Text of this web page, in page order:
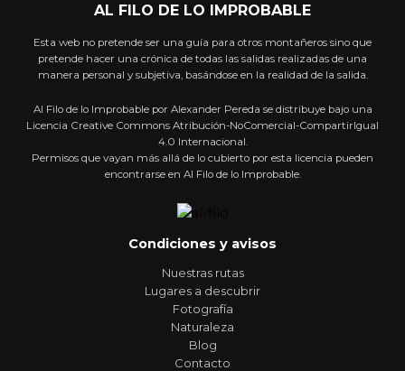
AL FILO DE LO IMPROBABLE
Esta web no pretende ser una guía para otros montañeros sino que
pretende hacer una crónica de todas las salidas realizadas de una
manera personal y subjetiva, basándose en la realidad de la salida.
Al Filo de lo Improbable por Alexander Pereda se distribuye bajo una
Licencia Creative Commons Atribución-NoComercial-CompartirIgual
4.0 Internacional.
Permisos que vayan más allá de lo cubierto por esta licencia pueden
encontrarse en Al Filo de lo Improbable.
Condiciones y avisos
Nuestras rutas
Lugares a descubrir
Fotografía
Naturaleza
Blog
Contacto